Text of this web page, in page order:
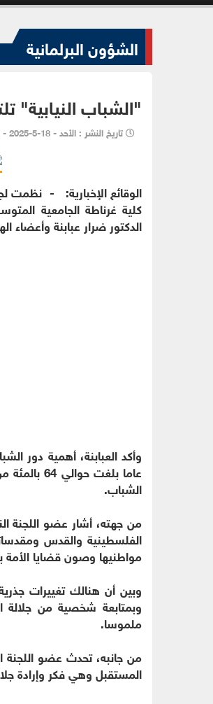
الشؤون البرلمانية
"الشباب النيابية"
تاريخ النشر : الأحد - 18-5-2025 - 5:03 PM
الوقائع الإخبارية: - نظمت
كلية غرناطة الجامعية
الدكتور ضرار عبابنة وأعضاء
عاما بلغت
الشباب.
من جهته، أشار عضو اللجنة
الفلسطينية والقدس
مواطنيها وصون قضايا
وبين أن هنالك تغييرات
وبمتابعة شخصية من جلالة
ملموسا.
من جانبه، تحدث عضو اللجنة
المستقبل وهي فكر وإرادة